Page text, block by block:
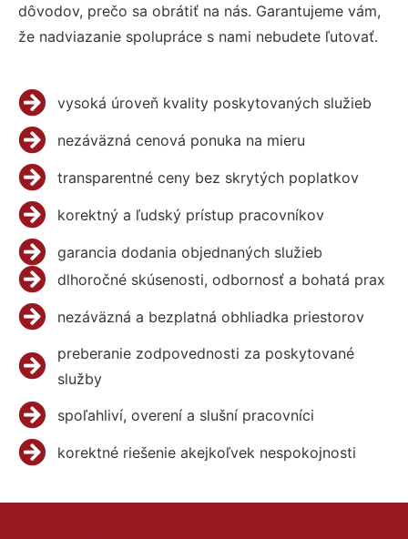
dôvodov, prečo sa obrátiť na nás. Garantujeme vám,
že nadviazanie spolupráce s nami nebudete ľutovať.
vysoká úroveň kvality poskytovaných služieb
nezáväzná cenová ponuka na mieru
transparentné ceny bez skrytých poplatkov
korektný a ľudský prístup pracovníkov
garancia dodania objednaných služieb
dlhoročné skúsenosti, odbornosť a bohatá prax
nezáväzná a bezplatná obhliadka priestorov
preberanie zodpovednosti za poskytované
služby
spoľahliví, overení a slušní pracovníci
korektné riešenie akejkoľvek nespokojnosti